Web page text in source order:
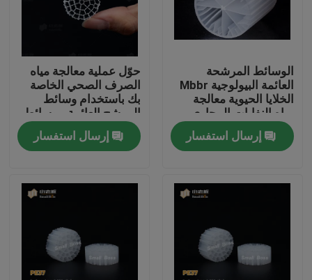
جولة في المعمل
اتصل بنا
مدونة
اطلب اقتباس
الوسائط المرشحة MBBR
الوسائط المرشحة
العائمة البيولوجية Mbbr
الخلايا الحيوية معالجة
مياه النفايات المجاري
إرسال استفسار
حوّل عملية معالجة مياه
الصرف الصحي الخاصة
بك باستخدام وسائط
المرشح العائمة - وسائط
مرشح MBBR الحيوية
الأكثر فعاليةإرسال استفسار